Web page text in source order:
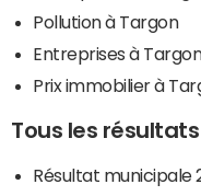
Pollution à Targon
Entreprises à
Prix immobilier à
Tous les
Résultat municipale